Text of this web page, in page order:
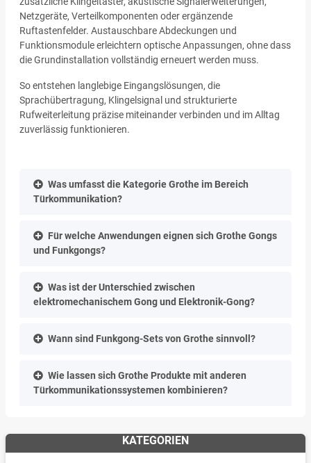
Netzgeräte, Verteilkomponenten oder ergänzende
Ruftastenfelder. Austauschbare Abdeckungen und
Funktionsmodule erleichtern optische Anpassungen, ohne dass
die Grundinstallation vollständig erneuert werden muss.
So entstehen langlebige Eingangslösungen, die
Sprachübertragung, Klingelsignal und strukturierte
Rufweiterleitung präzise miteinander verbinden und im Alltag
zuverlässig funktionieren.
Was umfasst die Kategorie Grothe im Bereich
Türkommunikation?
Für welche Anwendungen eignen sich Grothe Gongs
und Funkgongs?
Was ist der Unterschied zwischen
elektromechanischem Gong und Elektronik-Gong?
Wann sind Funkgong-Sets von Grothe sinnvoll?
Wie lassen sich Grothe Produkte mit anderen
Türkommunikationssystemen kombinieren?
KATEGORIEN